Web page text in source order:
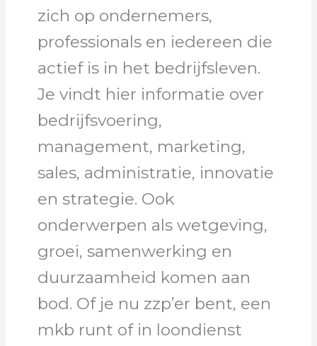
zich op ondernemers,
professionals en iedereen die
actief is in het bedrijfsleven.
Je vindt hier informatie over
bedrijfsvoering,
management, marketing,
sales, administratie, innovatie
en strategie. Ook
onderwerpen als wetgeving,
groei, samenwerking en
duurzaamheid komen aan
bod. Of je nu zzp’er bent, een
mkb runt of in loondienst